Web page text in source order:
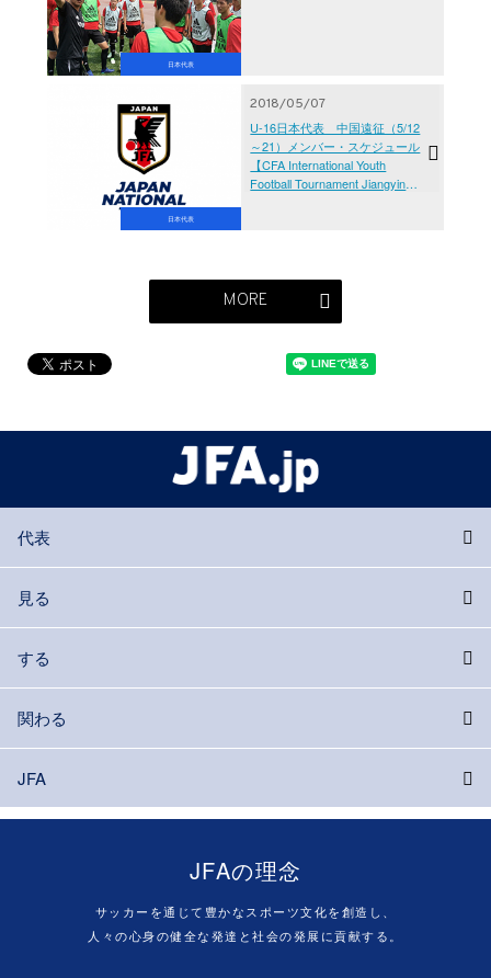
日本代表
日本代表
2018/05/07
U-16日本代表 中国遠征（5/12
～21）メンバー・スケジュール
【CFA International Youth
Football Tournament Jiangyin
MORE
代表
見る
する
関わる
JFA
JFAの理念
サッカーを通じて豊かなスポーツ文化を創造し、
人々の心身の健全な発達と社会の発展に貢献する。